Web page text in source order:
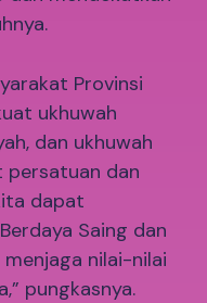
Provinsi
ukhuwah
dan ukhuwah
persatuan dan
dapat
Saing dan
nilai-nilai
pungkasnya.